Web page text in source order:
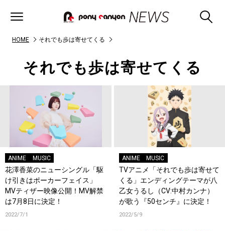
HOME それでも歩は寄せてくる
それでも歩は寄せてくる
ANIME MUSIC
花澤香菜のニューシングル「駆
け引きはポーカーフェイス」
MVティザー映像公開！MV解禁
は7月8日に決定！
2022/7/1
ANIME MUSIC
TVアニメ「それでも歩は寄せて
くる」エンディングテーマが八
乙女うるし（CV:中村カンナ）
が歌う『50センチ』に決定！
2022/5/9